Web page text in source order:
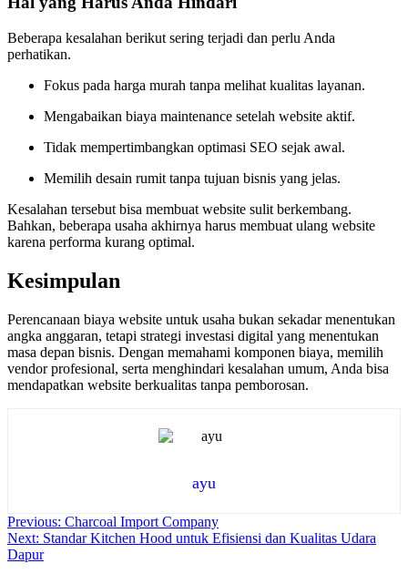
Beberapa kesalahan berikut sering terjadi dan perlu Anda
perhatikan.
Fokus pada harga murah tanpa melihat kualitas layanan.
Mengabaikan biaya maintenance setelah website aktif.
Tidak mempertimbangkan optimasi SEO sejak awal.
Memilih desain rumit tanpa tujuan bisnis yang jelas.
Kesalahan tersebut bisa membuat website sulit berkembang.
Bahkan, beberapa usaha akhirnya harus membuat ulang website
karena performa kurang optimal.
Kesimpulan
Perencanaan biaya website untuk usaha bukan sekadar menentukan
angka anggaran, tetapi strategi investasi digital yang menentukan
masa depan bisnis. Dengan memahami komponen biaya, memilih
vendor profesional, serta menghindari kesalahan umum, Anda bisa
mendapatkan website berkualitas tanpa pemborosan.
ayu
Navigasi
pos
Previous: Charcoal Import Company
Next: Standar Kitchen Hood untuk Efisiensi dan Kualitas Udara
Dapur